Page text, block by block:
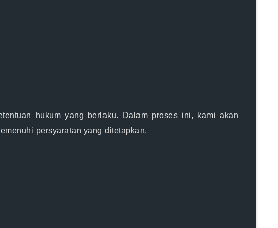
hukum yang berlaku. Dalam proses ini, kami akan
persyaratan yang ditetapkan.